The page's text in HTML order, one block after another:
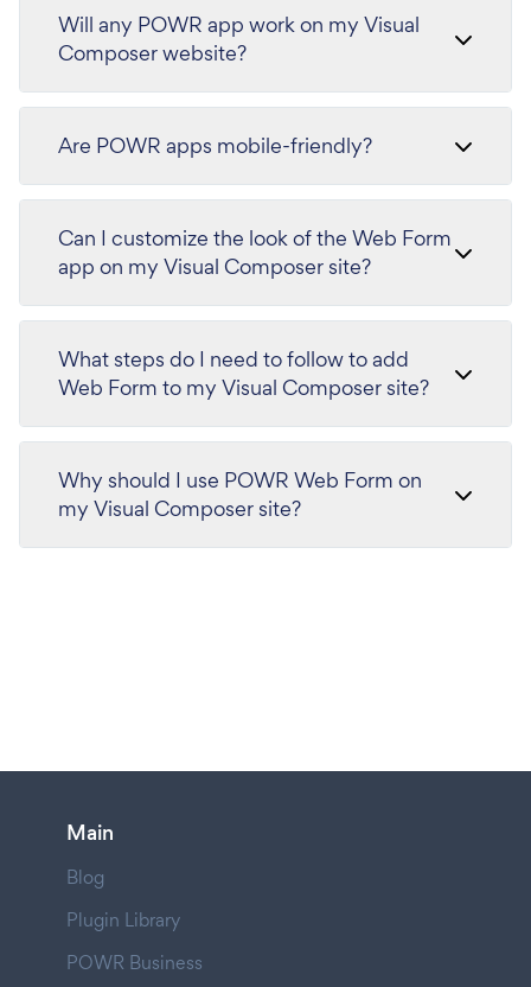
Will any POWR app work on my Visual
Composer website?
Are POWR apps mobile-friendly?
Can I customize the look of the Web Form
app on my Visual Composer site?
What steps do I need to follow to add
Web Form to my Visual Composer site?
Why should I use POWR Web Form on
my Visual Composer site?
Main
Blog
Plugin Library
POWR Business